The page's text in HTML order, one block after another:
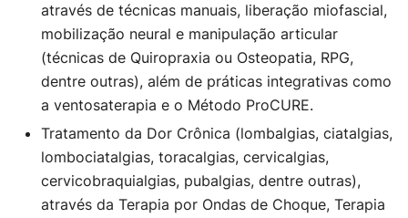
através de técnicas manuais, liberação miofascial,
mobilização neural e manipulação articular
(técnicas de Quiropraxia ou Osteopatia, RPG,
dentre outras), além de práticas integrativas como
a ventosaterapia e o Método ProCURE.
Tratamento da Dor Crônica (lombalgias, ciatalgias,
lombociatalgias, toracalgias, cervicalgias,
cervicobraquialgias, pubalgias, dentre outras),
através da Terapia por Ondas de Choque, Terapia